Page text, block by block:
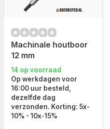
Machinale houtboor
12 mm
14 op voorraad
Op werkdagen voor
16:00 uur besteld,
dezelfde dag
verzonden. Korting: 5x-
10% - 10x-15%